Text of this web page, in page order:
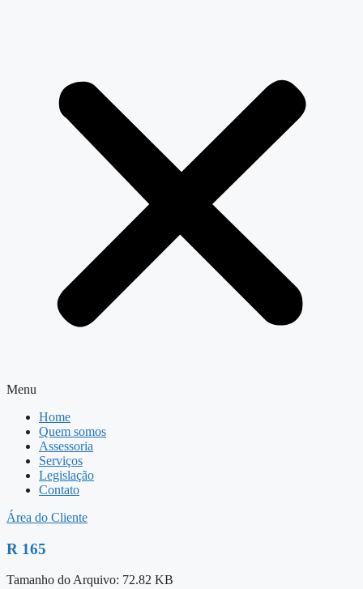
Menu
Home
Quem somos
Assessoria
Serviços
Legislação
Contato
Área do Cliente
R 165
Tamanho do Arquivo: 72.82 KB